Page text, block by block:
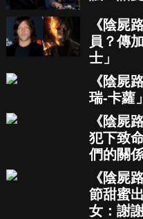
《陰屍
員？傳
士」
《陰屍
瑞-卡蘿
《陰屍
犯下致
們的關
《陰屍
節甜蜜
女：謝